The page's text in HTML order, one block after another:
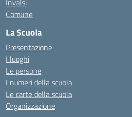
Invalsi
Comune
La Scuola
Presentazione
I luoghi
Le persone
I numeri della scuola
Le carte della scuola
Organizzazione